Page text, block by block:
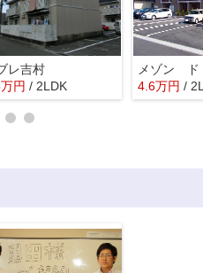
レ吉村
万円 / 2LDK 4.6万円 /